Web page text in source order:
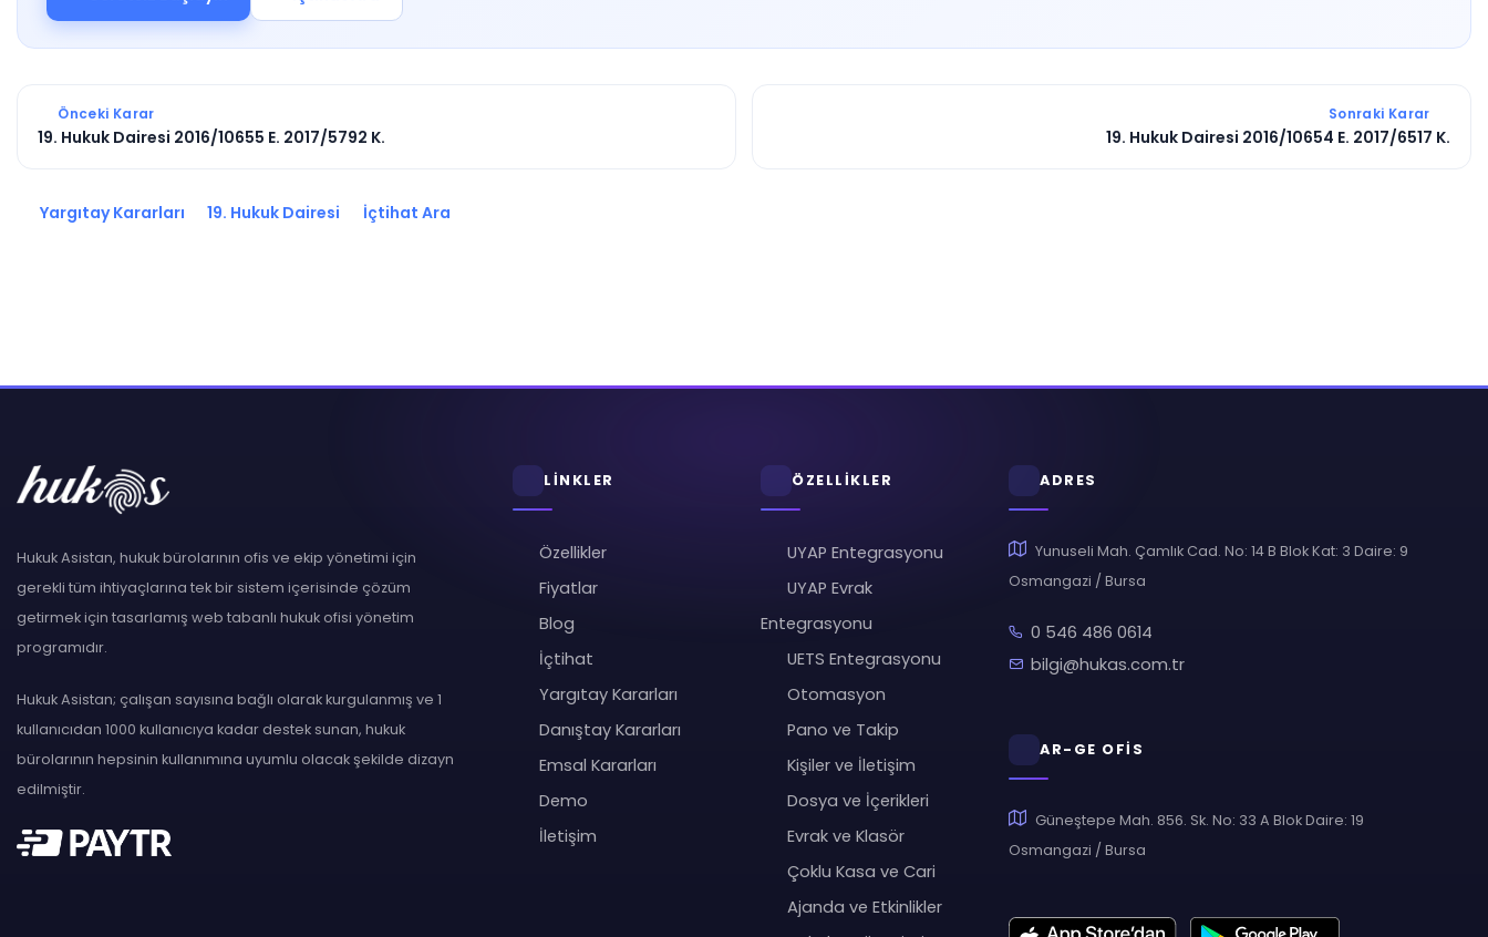
Önceki Karar
19. Hukuk Dairesi 2016/10655 E. 2017/5792 K.
Sonraki Karar
19. Hukuk Dairesi 2016/10654 E. 2017/6517 K.
Yargıtay Kararları 19. Hukuk Dairesi İçtihat Ara
Hukuk Asistan, hukuk bürolarının ofis ve ekip yönetimi için
gerekli tüm ihtiyaçlarına tek bir sistem içerisinde çözüm
getirmek için tasarlamış web tabanlı hukuk ofisi yönetim
programıdır.
Hukuk Asistan; çalışan sayısına bağlı olarak kurgulanmış ve 1
kullanıcıdan 1000 kullanıcıya kadar destek sunan, hukuk
bürolarının hepsinin kullanımına uyumlu olacak şekilde dizayn
edilmiştir.
LİNKLER
Özellikler
Fiyatlar
Blog
İçtihat
Yargıtay Kararları
Danıştay Kararları
Emsal Kararları
Demo
İletişim
ÖZELLİKLER
UYAP Entegrasyonu
UYAP Evrak
Entegrasyonu
UETS Entegrasyonu
Otomasyon
Pano ve Takip
Kişiler ve İletişim
Dosya ve İçerikleri
Evrak ve Klasör
Çoklu Kasa ve Cari
Ajanda ve Etkinlikler
ADRES
Yunuseli Mah. Çamlık Cad. No: 14 B Blok Kat: 3 Daire: 9
Osmangazi / Bursa
0 546 486 0614
bilgi@hukas.com.tr
AR-GE OFİS
Güneştepe Mah. 856. Sk. No: 33 A Blok Daire: 19
Osmangazi / Bursa